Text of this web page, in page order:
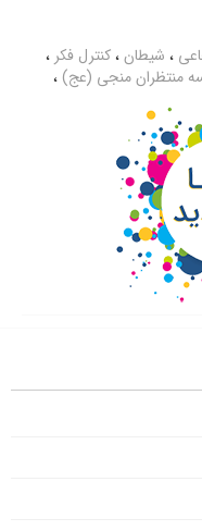
، شیطان،کنترل فکر ،
منتظران منجی (عج) ،